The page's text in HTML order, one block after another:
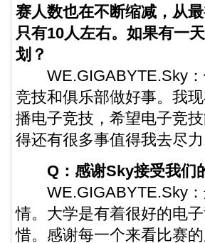
赛人数也在不断缩减，从
只有10人左右。如果有一
划？
WE.GIGABYTE.Sky：
竞技和俱乐部做好事。我
播电子竞技，希望电子竞
得还有很多事值得我去尽力
Q：感谢Sky接受我们
WE.GIGABYTE.Sky：
情。大学是有着很好的电
惜。感谢每一个来看比赛